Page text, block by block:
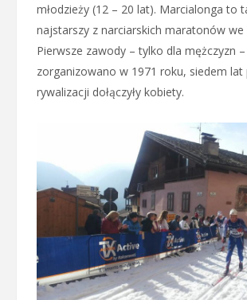
młodzieży (12 – 20 lat). Marcialonga to
najstarszy z narciarskich maratonów we
Pierwsze zawody – tylko dla mężczyzn –
zorganizowano w 1971 roku, siedem lat
rywalizacji dołączyły kobiety.